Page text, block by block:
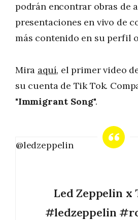
podrán encontrar obras de
presentaciones en vivo de
más contenido en su perfil
Mira aquí, el primer video
su cuenta de Tik Tok.
"Immigrant Song".
@ledzeppelin
Led Zeppelin x
#ledzeppelin